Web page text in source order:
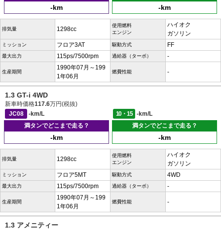
-km -km
排気量 1298cc
使用燃料
エンジン
ハイオク
ガソリン
ミッション フロア3AT 駆動方式 FF
最大出力 115ps/7500rpm 過給器（ターボ） -
生産期間
1990年07月～199
1年06月
燃費性能 -
1.3 GT-i 4WD
新車時価格117.6万円(税抜)
JC08
-km/L 10・15
-km/L
満タンでどこまで走る？
-km
満タンでどこまで走る？
-km
排気量 1298cc
使用燃料
エンジン
ハイオク
ガソリン
ミッション フロア5MT 駆動方式 4WD
最大出力 115ps/7500rpm 過給器（ターボ） -
生産期間
1990年07月～199
1年06月
燃費性能 -
1.3 アメニティー